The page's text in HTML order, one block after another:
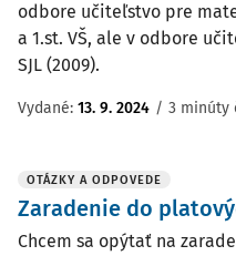
odbore učiteľstvo pre
a 1.st. VŠ, ale v odbore
SJL (2009).
Vydané: 13. 9. 2024 / 3 minúty
OTÁZKY A ODPOVEDE
Zaradenie do
Chcem sa opýtať na